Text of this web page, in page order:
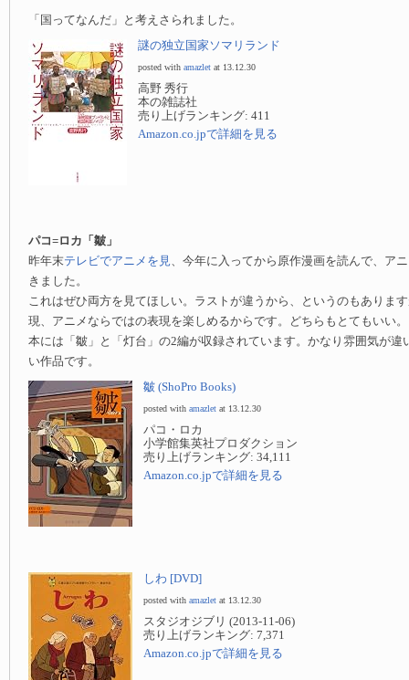
「国ってなんだ」と考えさられました。
謎の独立国家ソマリランド
posted with amazlet at 13.12.30
高野 秀行
本の雑誌社
売り上げランキング: 411
Amazon.co.jpで詳細を見る
パコ=ロカ「皺」
昨年末テレビでアニメを見、今年に入ってから原作漫画を読んで、ア
きました。
これはぜひ両方を見てほしい。ラストが違うから、というのもありま
現、アニメならではの表現を楽しめるからです。どちらもとてもいい。
本には「皺」と「灯台」の2編が収録されています。かなり雰囲気が違
い作品です。
皺 (ShoPro Books)
posted with amazlet at 13.12.30
パコ・ロカ
小学館集英社プロダクション
売り上げランキング: 34,111
Amazon.co.jpで詳細を見る
しわ [DVD]
posted with amazlet at 13.12.30
スタジオジブリ (2013-11-06)
売り上げランキング: 7,371
Amazon.co.jpで詳細を見る